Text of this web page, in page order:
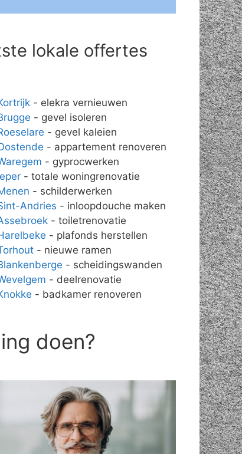
lokale offertes
- elekra vernieuwen
- gevel isoleren
- gevel kaleien
- appartement renoveren
- gyprocwerken
- totale woningrenovatie
- schilderwerken
Andries - inloopdouche maken
- toiletrenovatie
- plafonds herstellen
- nieuwe ramen
- scheidingswanden
- deelrenovatie
- badkamer renoveren
doen?